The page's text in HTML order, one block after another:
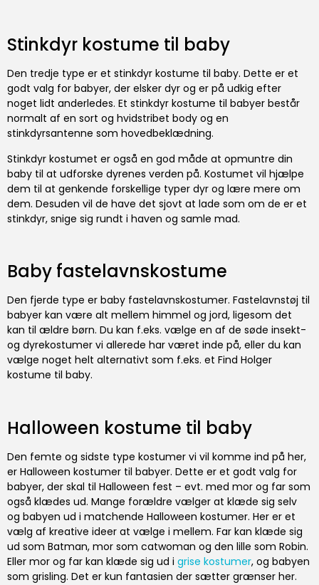
Stinkdyr kostume til baby
Den tredje type er et stinkdyr kostume til baby. Dette er et
godt valg for babyer, der elsker dyr og er på udkig efter
noget lidt anderledes. Et stinkdyr kostume til babyer består
normalt af en sort og hvidstribet body og en
stinkdyrsantenne som hovedbeklædning.
Stinkdyr kostumet er også en god måde at opmuntre din
baby til at udforske dyrenes verden på. Kostumet vil hjælpe
dem til at genkende forskellige typer dyr og lære mere om
dem. Desuden vil de have det sjovt at lade som om de er et
stinkdyr, snige sig rundt i haven og samle mad.
Baby fastelavnskostume
Den fjerde type er baby fastelavnskostumer. Fastelavnstøj til
babyer kan være alt mellem himmel og jord, ligesom det
kan til ældre børn. Du kan f.eks. vælge en af de søde insekt-
og dyrekostumer vi allerede har været inde på, eller du kan
vælge noget helt alternativt som f.eks. et Find Holger
kostume til baby.
Halloween kostume til baby
Den femte og sidste type kostumer vi vil komme ind på her,
er Halloween kostumer til babyer. Dette er et godt valg for
babyer, der skal til Halloween fest – evt. med mor og far som
også klædes ud. Mange forældre vælger at klæde sig selv
og babyen ud i matchende Halloween kostumer. Her er et
vælg af kreative ideer at vælge i mellem. Far kan klæde sig
ud som Batman, mor som catwoman og den lille som Robin.
Eller mor og far kan klæde sig ud i grise kostumer, og babyen
som grisling. Det er kun fantasien der sætter grænser her.